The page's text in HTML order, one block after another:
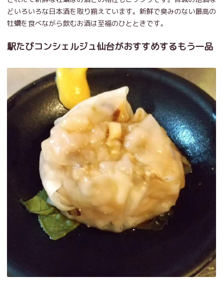
どいろいろな日本酒を取り揃えています。新鮮で臭みのない最高の
牡蠣を食べながら飲むお酒は至福のひとときです。
駅たびコンシェルジュ仙台がおすすめするもう一品